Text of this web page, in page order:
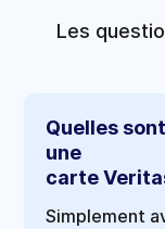
Les
Quelles
une
carte
Simplement